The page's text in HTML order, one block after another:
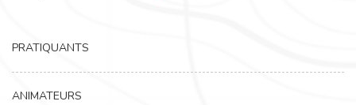
PRATIQUANTS
ANIMATEURS